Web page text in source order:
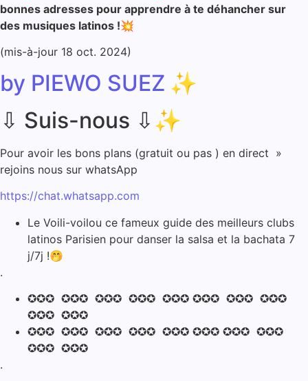
bonnes adresses pour apprendre à te déhancher sur
des musiques latinos !💥
(mis-à-jour 18 oct. 2024)
by PIEWO SUEZ ✨
⇩ Suis-nous ⇩ ✨
Pour avoir les bons plans (gratuit ou pas ) en direct »
rejoins nous sur whatsApp
https://chat.whatsapp.com
Le Voili-voilou ce fameux guide des meilleurs clubs
latinos Parisien pour danser la salsa et la bachata 7
j/7j !🤭
.
✪✪✪ ✪✪✪ ✪✪✪ ✪✪✪ ✪✪✪ ✪✪✪ ✪✪✪ ✪✪✪
✪✪✪ ✪✪✪
✪✪✪ ✪✪✪ ✪✪✪ ✪✪✪ ✪✪✪ ✪✪✪ ✪✪✪ ✪✪✪
✪✪✪ ✪✪✪
.